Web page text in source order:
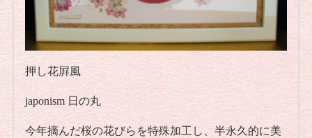
押し花屛風
japonism 日の丸
今年摘んだ桜の花びらを特殊加工し、半永久的に美